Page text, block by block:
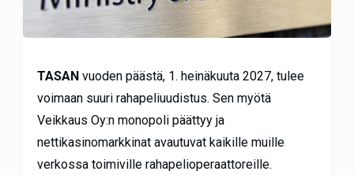
TASANvuoden päästä, 1. heinäkuuta 2027, tulee
voimaan suuri rahapeliuudistus. Sen myötä
Veikkaus Oy:n monopoli päättyy ja
nettikasinomarkkinat avautuvat kaikille muille
verkossa toimiville rahapelioperaattoreille.